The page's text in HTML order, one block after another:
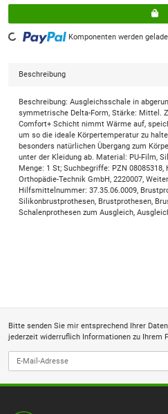
Loading... Komponenten werden
Beschreibung
Beschreibung: Ausgleichsschale in
symmetrische Delta-Form, Stärke: Mittel.
Comfort+ Schicht nimmt Wärme auf,
um so die ideale Körpertemperatur zu
besonders natürlichen Übergang zum
unter der Kleidung ab. Material: PU-Film,
Menge: 1 St; Suchbegriffe: PZN 08085318,
Orthopädie-Technik GmbH, 2220007,
Hilfsmittelnummer: 37.35.06.0009,
Silikonbrustprothesen, Brustprothesen,
Schalenprothesen zum Ausgleich,
Bitte senden Sie mir entsprechend Ihrer
jederzeit widerruflich Informationen zu Ihrem